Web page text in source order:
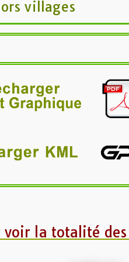
villages
voir la totalité